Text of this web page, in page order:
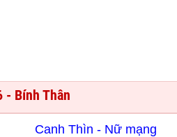
- Bính Thân
Canh Thìn - Nữ mạng